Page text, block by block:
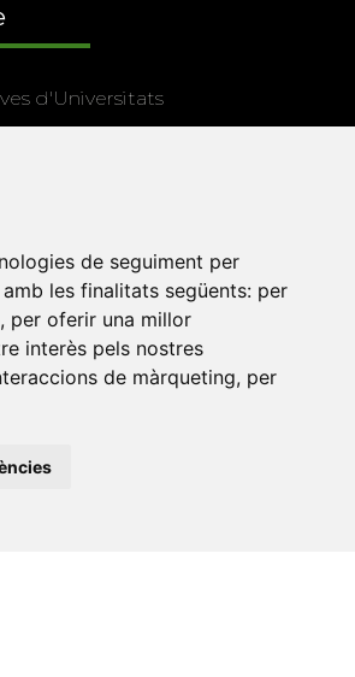
de seguiment per
les finalitats següents: per
, per oferir una millor
interès pels nostres
de màrqueting, per
d'Universitats
de la Plana
72 89 93